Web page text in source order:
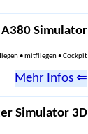
Simulator
• mitfliegen • Cockpit
Mehr Infos ⇐
Simulator 3D